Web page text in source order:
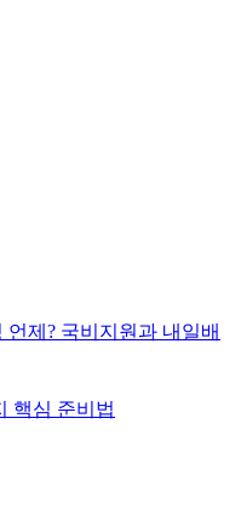
제? 국비지원과 내일배
핵심 준비법